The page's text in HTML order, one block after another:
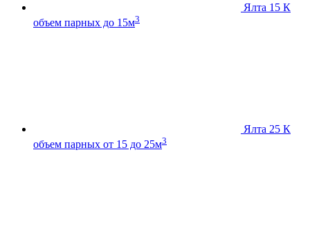
Ялта 15 К
объем парных до 15м3
Ялта 25 К
объем парных от 15 до 25м3